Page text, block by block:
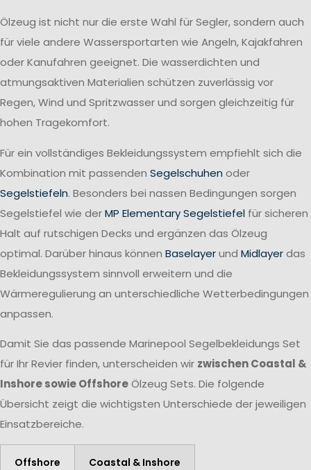
Ölzeug ist nicht nur die erste Wahl für Segler, sondern auch
für viele andere Wassersportarten wie Angeln, Kajakfahren
oder Kanufahren geeignet. Die wasserdichten und
atmungsaktiven Materialien schützen zuverlässig vor
Regen, Wind und Spritzwasser und sorgen gleichzeitig für
hohen Tragekomfort.
Für ein vollständiges Bekleidungssystem empfiehlt sich die
Kombination mit passenden Segelschuhen oder
Segelstiefeln. Besonders bei nassen Bedingungen sorgen
Segelstiefel wie derMP Elementary Segelstiefel für sicheren
Halt auf rutschigen Decks und ergänzen das Ölzeug
optimal. Darüber hinaus können Baselayerund Midlayerdas
Bekleidungssystem sinnvoll erweitern und die
Wärmeregulierung an unterschiedliche Wetterbedingungen
anpassen.
Damit Sie das passende Marinepool Segelbekleidungs Set
für Ihr Revier finden, unterscheiden wir zwischen Coastal &
Inshore sowie OffshoreÖlzeug Sets. Die folgende
Übersicht zeigt die wichtigsten Unterschiede der jeweiligen
Einsatzbereiche.
Offshore Coastal & Inshore